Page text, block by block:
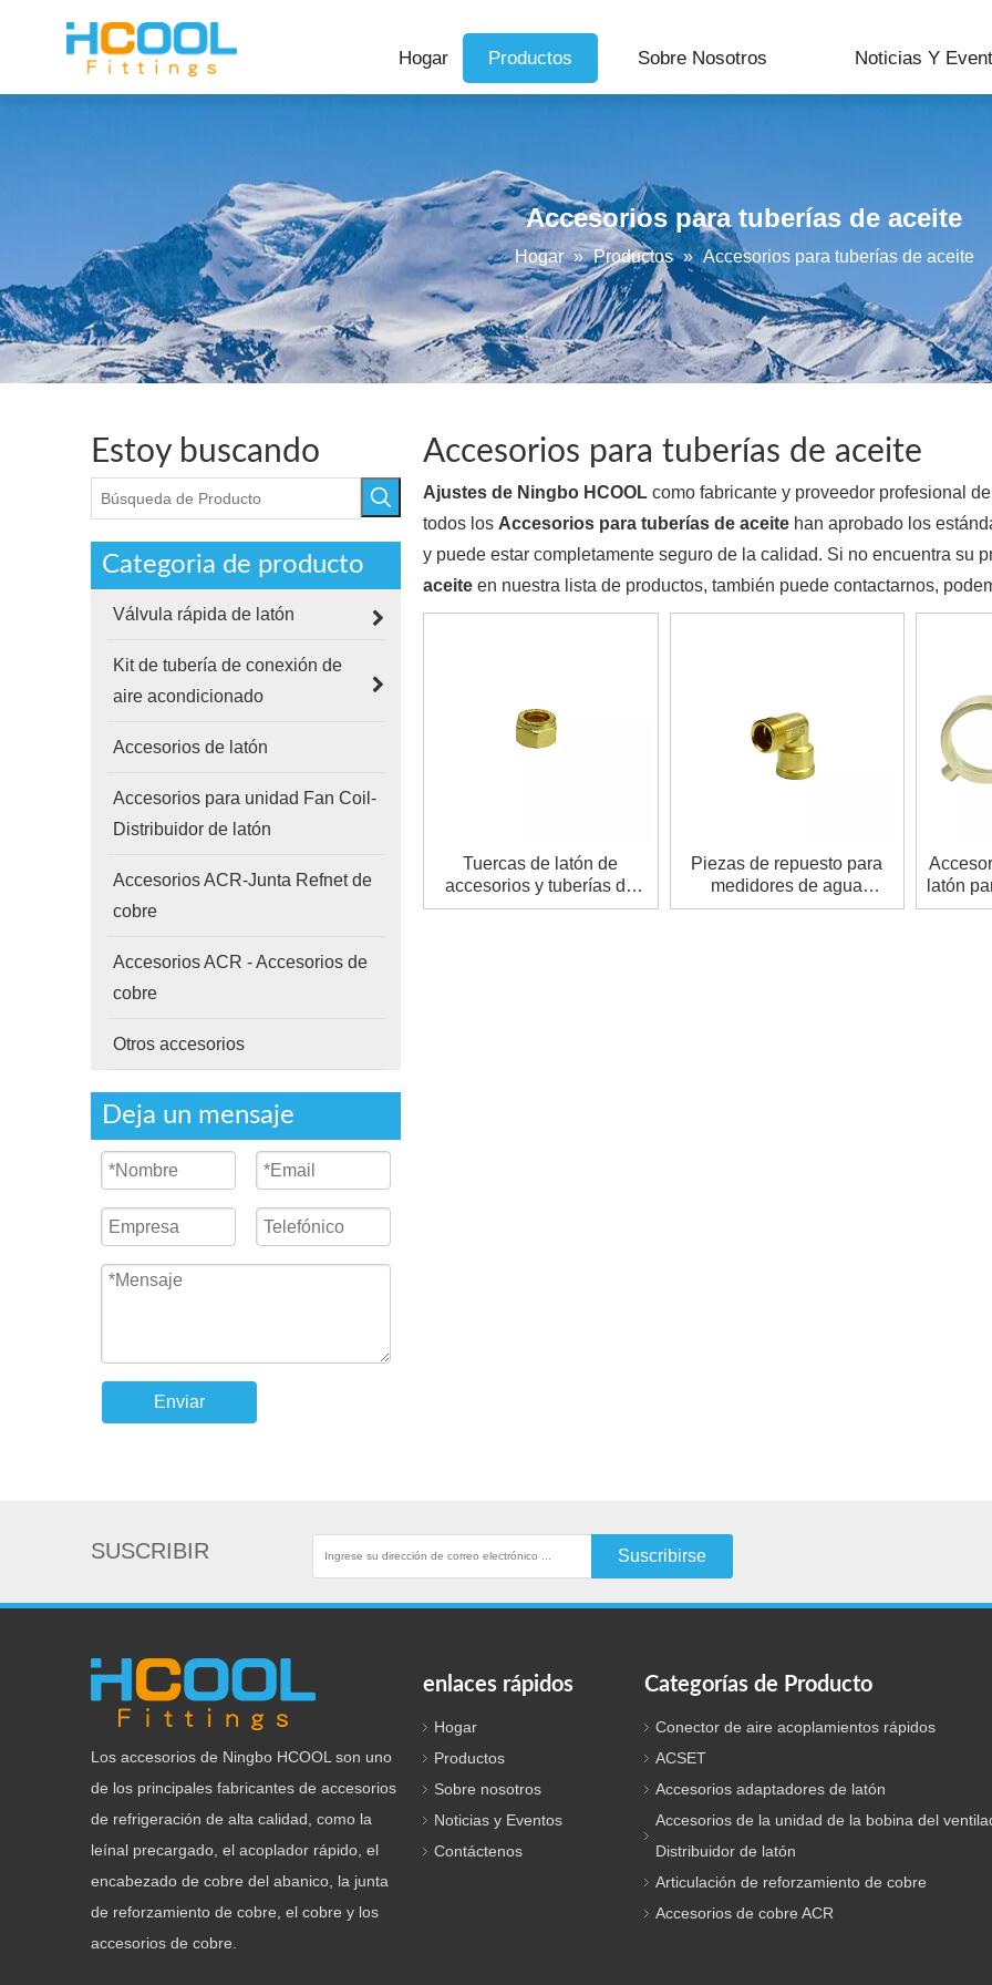
Hogar Productos Sobre Nosotros Noticias Y
Accesorios para tuberías de aceite
Hogar » Productos » Accesorios para tuberías de aceite
Estoy buscando
Categoria de producto
Válvula rápida de latón
Kit de tubería de conexión de
aire acondicionado
Accesorios de latón
Accesorios para unidad Fan Coil-
Distribuidor de latón
Accesorios ACR-Junta Refnet de
cobre
Accesorios ACR - Accesorios de
cobre
Otros accesorios
Deja un mensaje
Enviar
Accesorios para tuberías de aceite
Ajustes de Ningbo HCOOL como fabricante y proveedor profesional de
todos los Accesorios para tuberías de aceite han aprobado los
y puede estar completamente seguro de la calidad. Si no encuentra su
aceite en nuestra lista de productos, también puede contactarnos,
Tuercas de latón de
accesorios y tuberías de
latón.
Piezas de repuesto para
medidores de agua
Accesorios de latón para
latón
SUSCRIBIR Suscribirse
Los accesorios de Ningbo HCOOL son uno
de los principales fabricantes de accesorios
de refrigeración de alta calidad, como la
leínal precargado, el acoplador rápido, el
encabezado de cobre del abanico, la junta
de reforzamiento de cobre, el cobre y los
accesorios de cobre.
enlaces rápidos
Hogar
Productos
Sobre nosotros
Noticias y Eventos
Contáctenos
Categorías de Producto
Conector de aire acoplamientos rápidos
ACSET
Accesorios adaptadores de latón
Accesorios de la unidad de la bobina del
Distribuidor de latón
Articulación de reforzamiento de cobre
Accesorios de cobre ACR